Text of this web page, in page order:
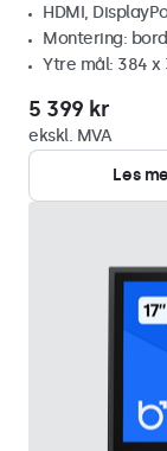
HDMI,
Montering:
Ytre mål: 384 x
5 399 kr
ekskl. MVA
Les